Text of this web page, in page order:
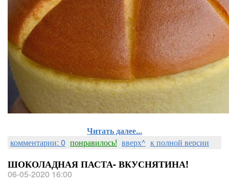
Читать далее...
комментарии: 0 понравилось! вверх^ к полной версии
ШОКОЛАДНАЯ ПАСТА- ВКУСНЯТИНА!
06-05-2020 16:00